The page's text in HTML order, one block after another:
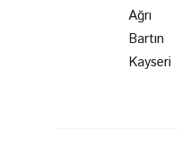
Ağrı
Bartın
Kayseri